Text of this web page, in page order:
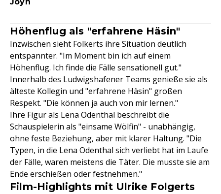
Höhenflug als "erfahrene Häsin"
Inzwischen sieht Folkerts ihre Situation deutlich
entspannter. "Im Moment bin ich auf einem
Höhenflug. Ich finde die Fälle sensationell gut."
Innerhalb des Ludwigshafener Teams genieße sie als
älteste Kollegin und "erfahrene Häsin" großen
Respekt. "Die können ja auch von mir lernen."
Ihre Figur als Lena Odenthal beschreibt die
Schauspielerin als "einsame Wölfin" - unabhängig,
ohne feste Beziehung, aber mit klarer Haltung. "Die
Typen, in die Lena Odenthal sich verliebt hat im Laufe
der Fälle, waren meistens die Täter. Die musste sie am
Ende erschießen oder festnehmen."
Film-Highlights mit Ulrike Folgerts